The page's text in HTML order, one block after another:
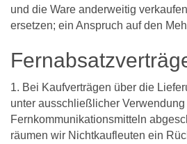
und die Ware anderweitig
ersetzen; ein Anspruch auf den
1. Bei Kaufverträgen über die
unter ausschließlicher Verwendung
Fernkommunikationsmitteln
räumen wir Nichtkaufleuten ein